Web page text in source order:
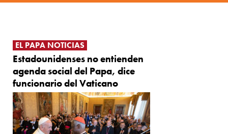
EL PAPA NOTICIAS
Estadounidenses no entienden
agenda social del Papa, dice
funcionario del Vaticano